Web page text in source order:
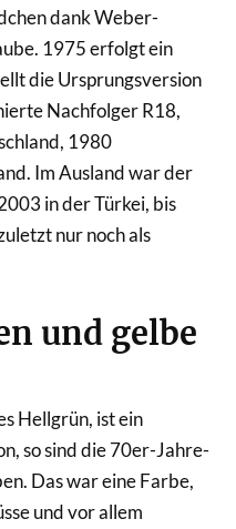
dank Weber-
1975 erfolgt ein
die Ursprungsversion
Nachfolger R18,
1980
Im Ausland war der
in der Türkei, bis
nur noch als
und gelbe
Hellgrün, ist ein
so sind die 70er-Jahre-
Das war eine Farbe,
und vor allem